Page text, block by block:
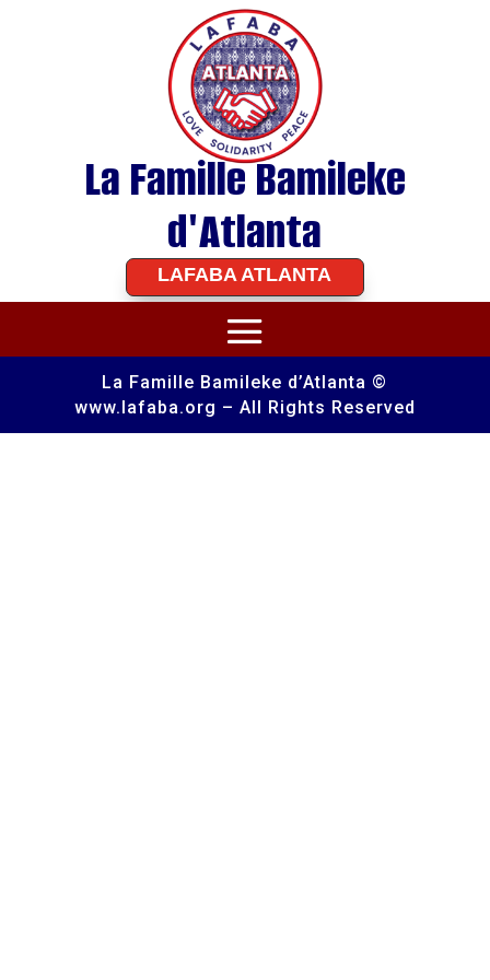
La Famille Bamileke
d'Atlanta
LAFABA ATLANTA
La Famille Bamileke d’Atlanta ©
www.lafaba.org – All Rights Reserved